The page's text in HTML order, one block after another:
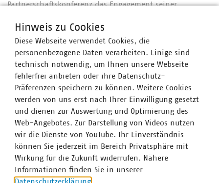
Partnerschaftskonferenz das Engagement seiner
vom 16. bis 18. Juni in Münster statt. Rund 650
kommunale…
Hinweis zu Cookies
Diese Webseite verwendet Cookies, die
personenbezogene Daten verarbeiten. Einige sind
technisch notwendig, um Ihnen unsere Webseite
fehlerfrei anbieten oder ihre Datenschutz-
Präferenzen speichern zu können. Weitere Cookies
werden von uns erst nach Ihrer Einwilligung gesetzt
und dienen zur Auswertung und Optimierung des
Web-Angebotes. Zur Darstellung von Videos nutzen
wir die Dienste von YouTube. Ihr Einverständnis
können Sie jederzeit im Bereich Privatsphäre mit
Wirkung für die Zukunft widerrufen. Nähere
Informationen finden Sie in unserer
Datenschutzerklärung